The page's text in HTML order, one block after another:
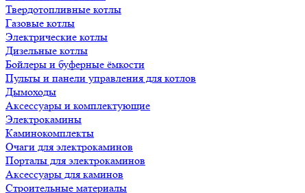
Твердотопливные котлы
Газовые котлы
Электрические котлы
Дизельные котлы
Бойлеры и буферные ёмкости
Пульты и панели управления для котлов
Дымоходы
Аксессуары и комплектующие
Электрокамины
Каминокомплекты
Очаги для электрокаминов
Порталы для электрокаминов
Аксессуары для каминов
Строительные материалы